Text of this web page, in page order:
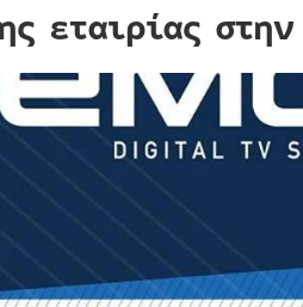
εταιρίας